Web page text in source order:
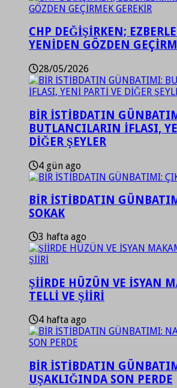
CHP DEĞİŞİRKEN;
YENİDEN GÖZDEN
28/05/2026
BİR İSTİBDATIN
BUTLANCILARIN İFLASI,
DİĞER ŞEYLER
4 gün ago
BİR İSTİBDATIN
SOKAK
3 hafta ago
ŞİİRDE HÜZÜN VE İSYAN
TELLİ VE ŞİİRİ
4 hafta ago
BİR İSTİBDATIN
UŞAKLIĞINDA SON PERDE